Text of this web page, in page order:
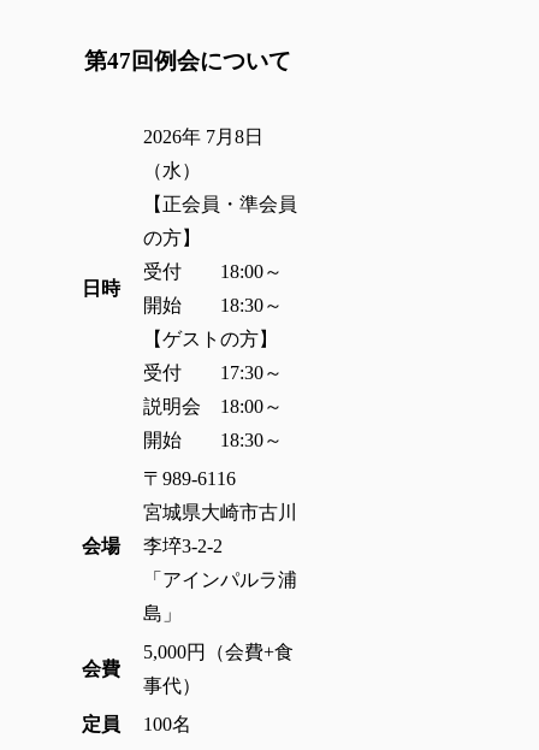
第47回例会について
日時
2026年 7月8日
（水）
【正会員・準会員
の方】
受付 18:00～
開始 18:30～
【ゲストの方】
受付 17:30～
説明会 18:00～
開始 18:30～
会場
〒989-6116
宮城県大崎市古川
李埣3-2-2
「アインパルラ浦
島」
会費
5,000円（会費+食
事代）
定員
100名